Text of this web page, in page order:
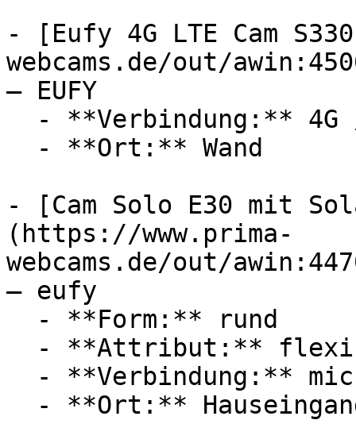
- [Eufy 4G LTE Cam
webcams.de/out/
— EUFY
- [Cam Solo E30 mit
(https://www.prima-
webcams.de/out/
— eufy